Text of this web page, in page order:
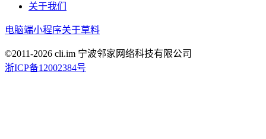
关于我们
电脑端小程序关于草料
©2011-2026 cli.im 宁波邻家网络科技有限公司
浙ICP备12002384号